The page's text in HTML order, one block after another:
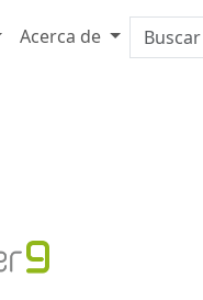
Acerca de